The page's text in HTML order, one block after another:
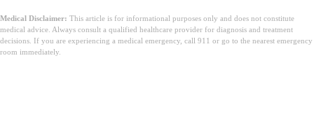
Medical Disclaimer: This article is for informational purposes only and does not constitute
medical advice. Always consult a qualified healthcare provider for diagnosis and treatment
decisions. If you are experiencing a medical emergency, call 911 or go to the nearest emergency
room immediately.